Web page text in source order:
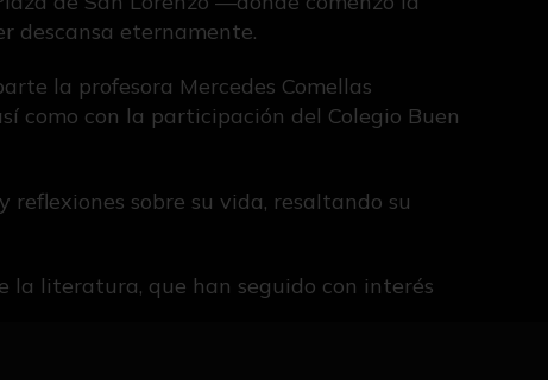
descansa eternamente.
la profesora Mercedes Comellas
como con la participación del Colegio Buen
sobre su vida, resaltando su
la literatura, que han seguido con interés